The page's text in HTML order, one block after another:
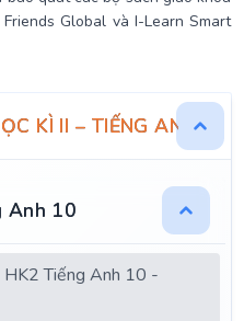
Global và I-Learn Smart
KÌ II – TIẾNG ANH 10
Anh 10
Tiếng Anh 10 -